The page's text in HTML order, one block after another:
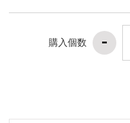
購入個数